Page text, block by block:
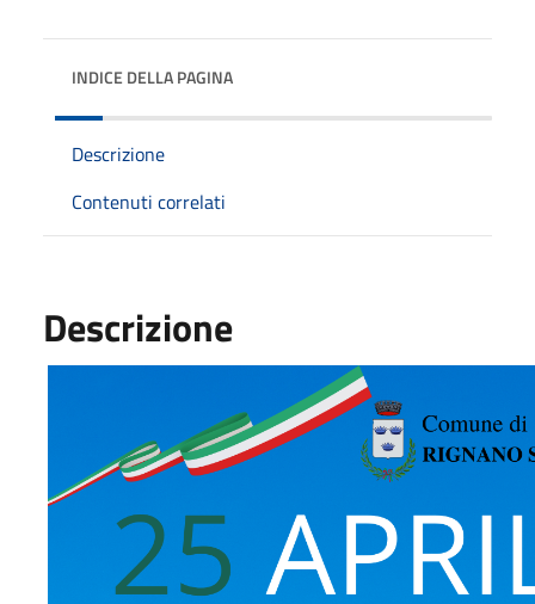
INDICE DELLA PAGINA
Descrizione
Contenuti correlati
Descrizione